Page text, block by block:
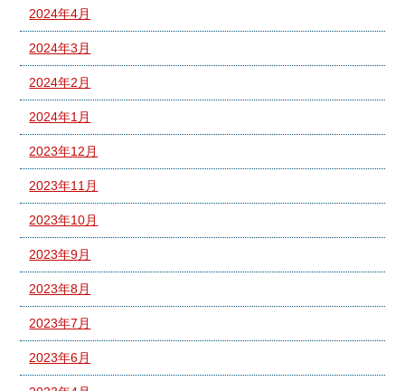
2024年4月
2024年3月
2024年2月
2024年1月
2023年12月
2023年11月
2023年10月
2023年9月
2023年8月
2023年7月
2023年6月